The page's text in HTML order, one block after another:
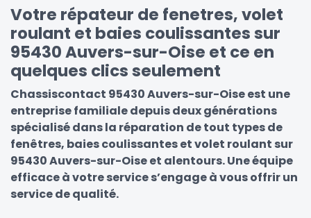
Votre répateur de fenetres, volet
roulant et baies coulissantes sur
95430 Auvers-sur-Oise et ce en
quelques clics seulement
Chassiscontact 95430 Auvers-sur-Oise est une
entreprise familiale depuis deux générations
spécialisé dans la réparation de tout types de
fenêtres, baies coulissantes et volet roulant sur
95430 Auvers-sur-Oise et alentours. Une équipe
efficace à votre service s’engage à vous offrir un
service de qualité.